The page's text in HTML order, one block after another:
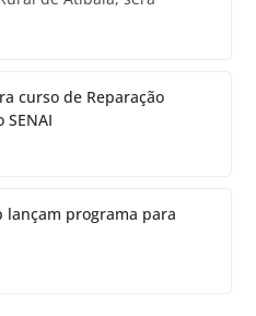
curso de Reparação
lançam programa para